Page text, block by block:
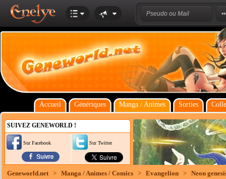
Accueil Génériques Manga / Animes Sorties
SUIVEZ GENEWORLD !
Sur Facebook Sur Twitter
Geneworld.net > Manga / Animes / Comics > Evangelion > Neon